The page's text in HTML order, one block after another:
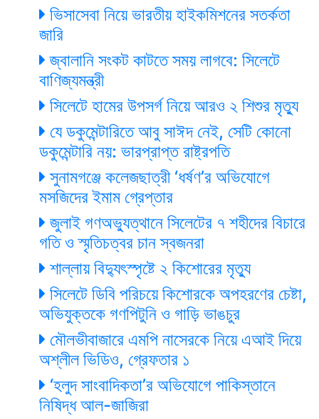
ভিসাসেবা নিয়ে ভারতীয় হাইকমিশনের সতর্কতা
জারি
জ্বালানি সংকট কাটতে সময় লাগবে: সিলেটে
বাণিজ্যমন্ত্রী
সিলেটে হামের উপসর্গ নিয়ে আরও ২ শিশুর মৃত্যু
যে ডকুমেন্টারিতে আবু সাঈদ নেই, সেটি কোনো
ডকুমেন্টারি নয়: ভারপ্রাপ্ত রাষ্ট্রপতি
সুনামগঞ্জে কলেজছাত্রী ‘ধর্ষণ’র অভিযোগে
মসজিদের ইমাম গ্রেপ্তার
জুলাই গণঅভ্যুত্থানে সিলেটের ৭ শহীদের বিচারে
গতি ও স্মৃতিচত্বর চান স্বজনরা
শাল্লায় বিদ্যুৎস্পৃষ্টে ২ কিশোরের মৃত্যু
সিলেটে ডিবি পরিচয়ে কিশোরকে অপহরণের চেষ্টা,
অভিযুক্তকে গণপিটুনি ও গাড়ি ভাঙচুর
মৌলভীবাজারে এমপি নাসেরকে নিয়ে এআই দিয়ে
অশ্লীল ভিডিও, গ্রেফতার ১
‘হলুদ সাংবাদিকতা’র অভিযোগে পাকিস্তানে
নিষিদ্ধ আল-জাজিরা